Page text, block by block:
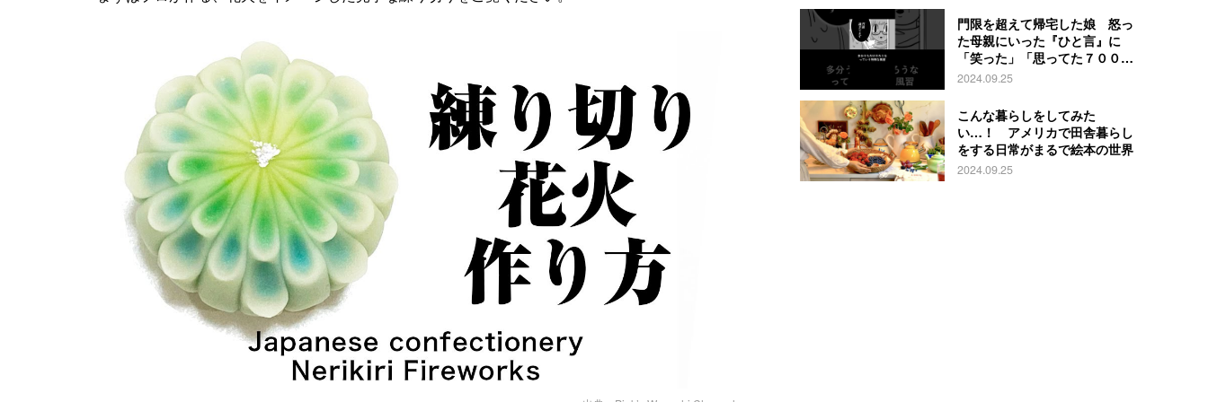
門限を超えて帰宅した娘 怒っ
た母親にいった『ひと言』に
「笑った」「思ってた７００倍
特殊」
2024.09.25
こんな暮らしをしてみた
い…！ アメリカで田舎暮らし
をする日常がまるで絵本の世界
2024.09.25